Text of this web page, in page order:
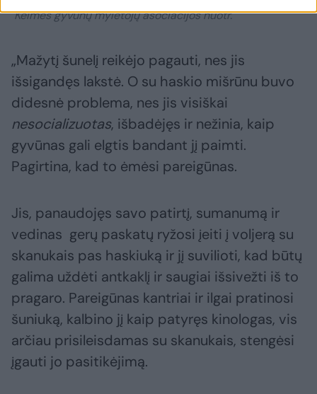
Kelmės gyvūnų mylėtojų asociacijos nuotr.
„Mažytį šunelį reikėjo pagauti, nes jis
išsigandęs lakstė. O su haskio mišrūnu buvo
didesnė problema, nes jis visiškai
nesocializuotas, išbadėjęs ir nežinia, kaip
gyvūnas gali elgtis bandant jį paimti.
Pagirtina, kad to ėmėsi pareigūnas.
Jis, panaudojęs savo patirtį, sumanumą ir
vedinas gerų paskatų ryžosi įeiti į voljerą su
skanukais pas haskiuką ir jį suvilioti, kad būtų
galima uždėti antkaklį ir saugiai išsivežti iš to
pragaro. Pareigūnas kantriai ir ilgai pratinosi
šuniuką, kalbino jį kaip patyręs kinologas, vis
arčiau prisileisdamas su skanukais, stengėsi
įgauti jo pasitikėjimą.